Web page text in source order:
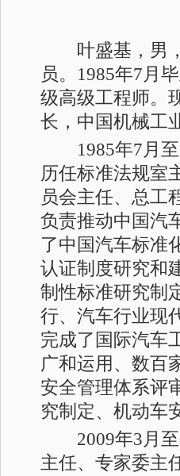
叶盛基，男，
员。1985年7月
级高级工程师。
长，中国机械工
1985年7月至
历任标准法规室
员会主任、总工
负责推动中国汽
了中国汽车标准
认证制度研究和
制性标准研究制
行、汽车行业现
完成了国际汽车
广和运用、数百
安全管理体系评
究制定、机动车
2009年3月至
主任、专家委主